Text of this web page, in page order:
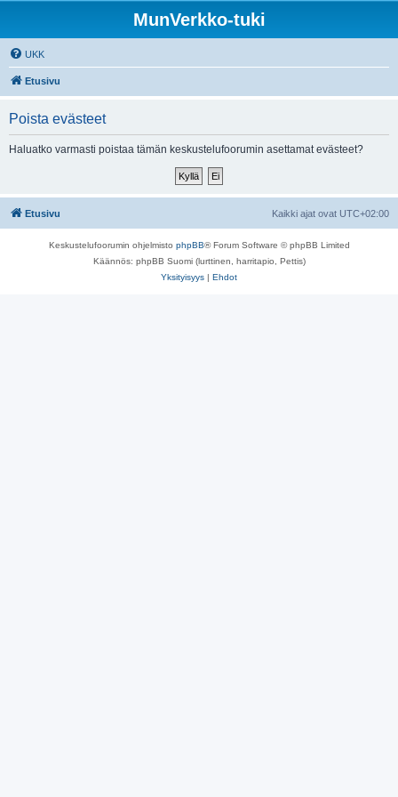
MunVerkko-tuki
UKK
Etusivu
Poista evästeet
Haluatko varmasti poistaa tämän keskustelufoorumin asettamat evästeet?
Etusivu Kaikki ajat ovat UTC+02:00
Keskustelufoorumin ohjelmisto phpBB® Forum Software © phpBB Limited
Käännös: phpBB Suomi (lurttinen, harritapio, Pettis)
Yksityisyys | Ehdot